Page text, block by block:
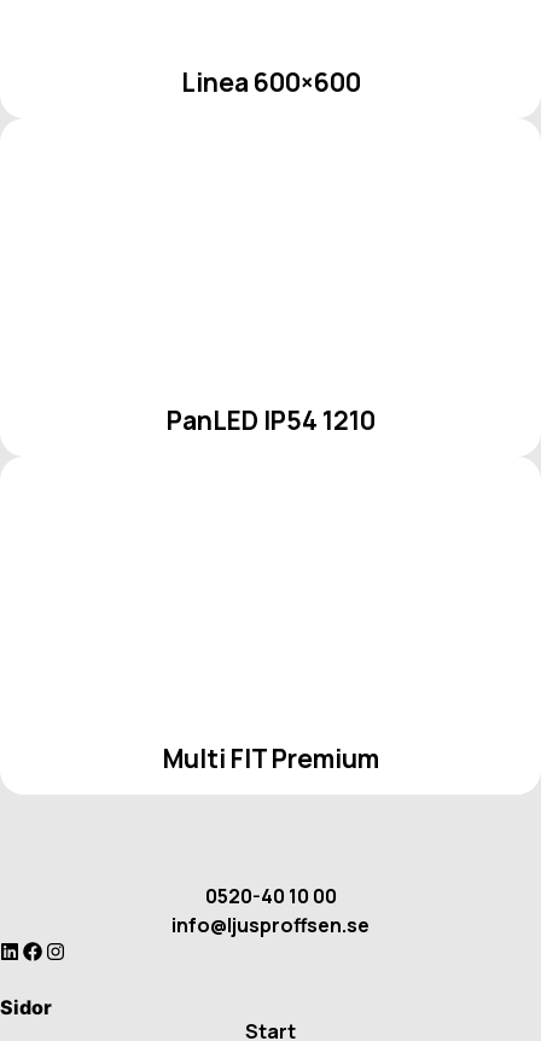
Linea 600×600
PanLED IP54 1210
Multi FIT Premium
0520-40 10 00
info@ljusproffsen.se
Sidor
Start